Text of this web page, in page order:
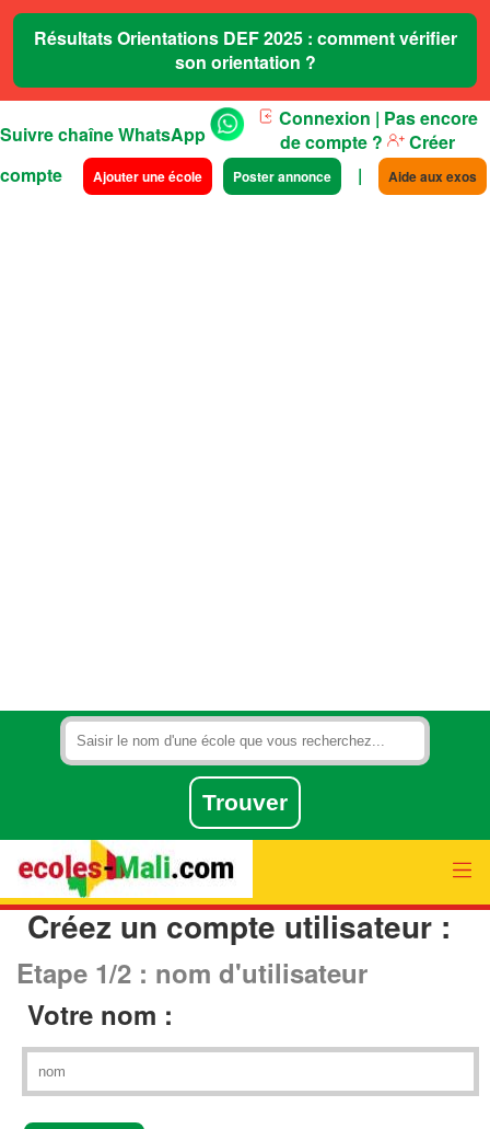
Résultats Orientations DEF 2025 : comment vérifier
son orientation ?
Suivre chaîne WhatsApp
Connexion | Pas encore
de compte ?
Créer
compte
Ajouter une école Poster annonce | Aide aux exos
Créez un compte utilisateur :
Etape 1/2 : nom d'utilisateur
Votre nom :